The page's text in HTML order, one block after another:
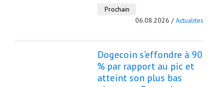
Prochain
06.08.2026 /Actualites
Dogecoin s’effondre à 90
% par rapport au pic et
atteint son plus bas